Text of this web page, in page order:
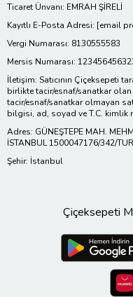
Ticaret Ünvanı: EMRAH ŞİRELİ
Kayıtlı E-Posta Adresi: [email
Vergi Numarası: 8130555583
Mersis Numarası:
İletişim: Satıcının Çiçeksepeti
birlikte tacir/esnaf/sanatkar olan
tacir/esnaf/sanatkar olmayan
bilgisi, ad, soyad ve T.C. kimlik
Adres: GÜNEŞTEPE MAH.
İSTANBUL 1500047176/342/TUR
Şehir: İstanbul
Çiçeksepeti